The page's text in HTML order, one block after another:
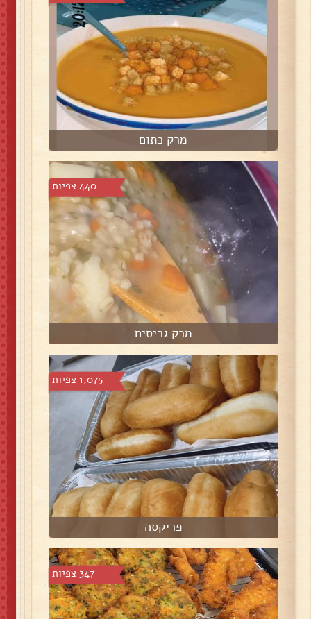
מרק כתום
440 צפיות
מרק גריסים
1,075 צפיות
פריקסה
347 צפיות